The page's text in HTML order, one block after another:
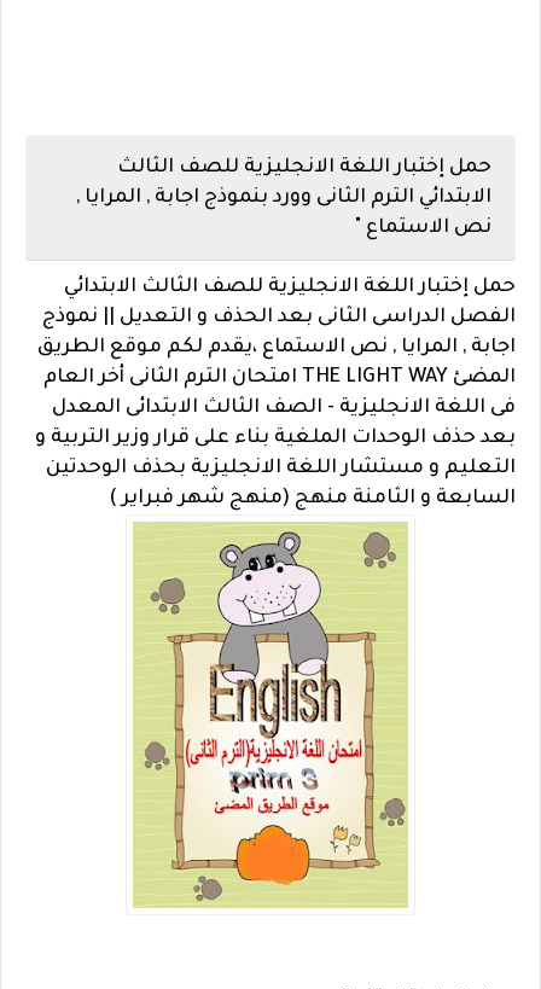
حمل إختبار اللغة الانجليزية للصف الثالث
الابتدائي الترم الثانى وورد بنموذج اجابة , المرايا ,
نص الاستماع "
حمل إختبار اللغة الانجليزية للصف الثالث الابتدائي
الفصل الدراسى الثانى بعد الحذف و التعديل || نموذج
اجابة , المرايا , نص الاستماع ،يقدم لكم موقع الطريق
المضئ THE LIGHT WAY امتحان الترم الثانى أخر العام
فى اللغة الانجليزية - الصف الثالث الابتدائى المعدل
بعد حذف الوحدات الملغية بناء على قرار وزير التربية و
التعليم و مستشار اللغة الانجليزية بحذف الوحدتين
السابعة و الثامنة منهج (منهج شهر فبراير )